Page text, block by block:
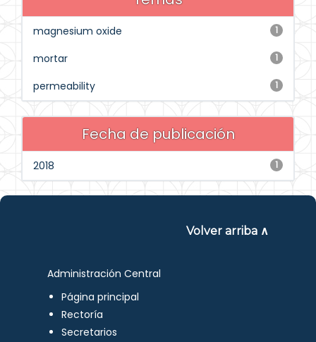
1
magnesium oxide
1
mortar
1
permeability
Fecha de publicación
1
2018
Volver arriba ∧
Administración Central
Página principal
Rectoría
Secretarios